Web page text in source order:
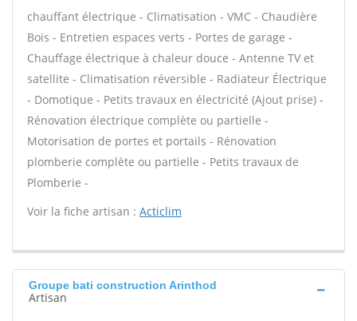
chauffant électrique - Climatisation - VMC - Chaudière
Bois - Entretien espaces verts - Portes de garage -
Chauffage électrique à chaleur douce - Antenne TV et
satellite - Climatisation réversible - Radiateur Électrique
- Domotique - Petits travaux en électricité (Ajout prise) -
Rénovation électrique complète ou partielle -
Motorisation de portes et portails - Rénovation
plomberie complète ou partielle - Petits travaux de
Plomberie -
Voir la fiche artisan : Acticlim
Groupe bati construction Arinthod
Artisan